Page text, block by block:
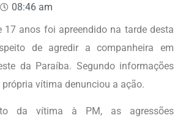
08:46 am
17 anos foi apreendido na tarde desta
de agredir a companheira em
da Paraíba. Segundo informações
vítima denunciou a ação.
da vítima à PM, as agressões